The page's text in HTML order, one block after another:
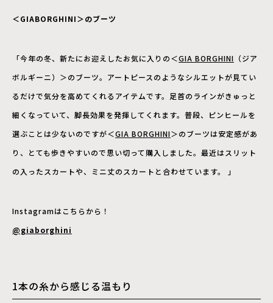
＜GIABORGHINI＞のブーツ
「今年の冬、新たにお迎えしたお気に入りの＜GIA BORGHINI （ジア
ボルギーニ） ＞のブーツ。アートピースのようなシルエットが見てい
るだけで気分を高めてくれるアイテムです。足首のラインがきゅっと
細くなっていて、脚長効果を発揮してくれます。普段、ピンヒールを
選ぶことは少ないのですが＜GIA BORGHINI＞のブーツは安定感があ
り、とても歩きやすいので思い切って購入しました。最近はスリット
の入ったスカートや、ミニ丈のスカートと合わせています。 」
Instagramはこちらから！
@giaborghini
1本の糸から感じる温もり